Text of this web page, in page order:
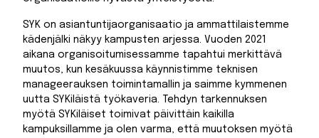
SYK on asiantuntijaorganisaatio ja ammattilaistemme
kädenjälki näkyy kampusten arjessa. Vuoden 2021
aikana organisoitumisessamme tapahtui merkittävä
muutos, kun kesäkuussa käynnistimme teknisen
manageerauksen toimintamallin ja saimme kymmenen
uutta SYKiläistä työkaveria. Tehdyn tarkennuksen
myötä SYKiläiset toimivat päivittäin kaikilla
kampuksillamme ja olen varma, että muutoksen myötä